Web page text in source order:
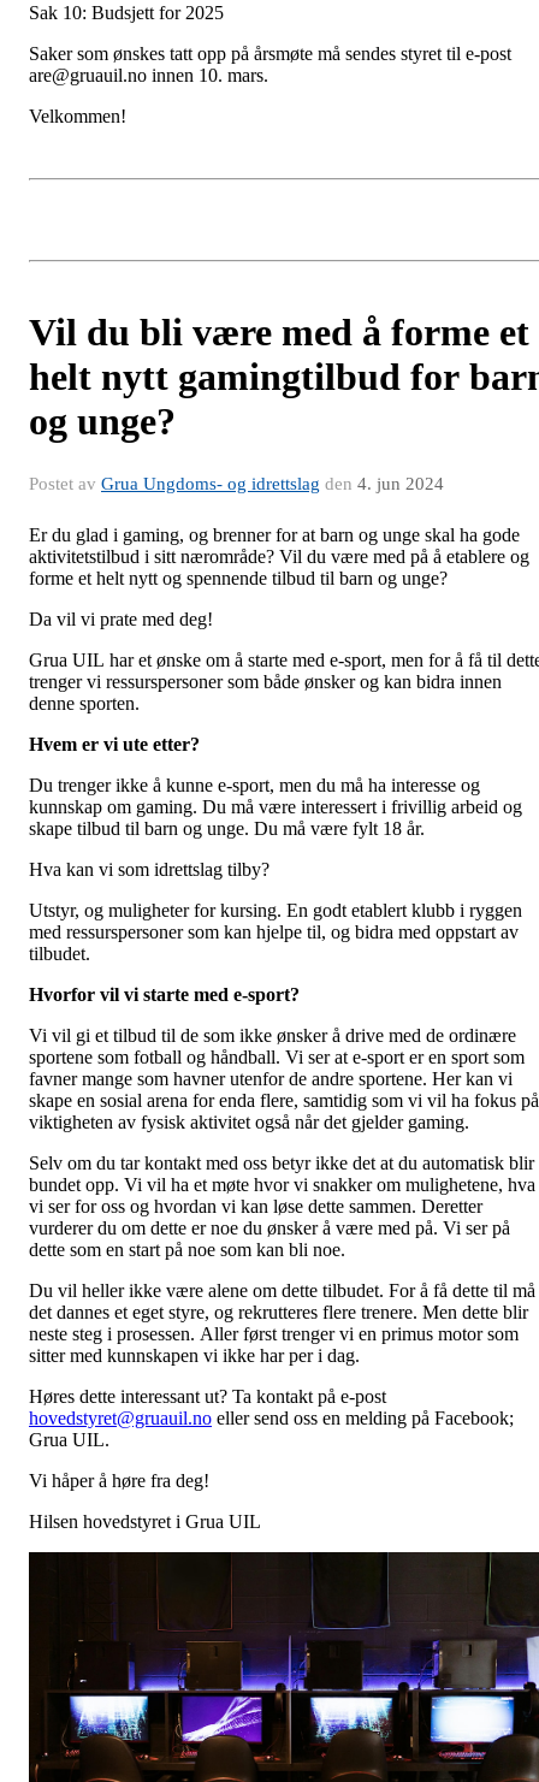
Sak 10: Budsjett for 2025
Saker som ønskes tatt opp på årsmøte må sendes styret til e-post
are@gruauil.no innen 10. mars.
Velkommen!
Vil du bli være med å forme et
helt nytt gamingtilbud for
og unge?
Postet av Grua Ungdoms- og idrettslag den 4. jun 2024
Er du glad i gaming, og brenner for at barn og unge skal ha gode
aktivitetstilbud i sitt nærområde? Vil du være med på å etablere og
forme et helt nytt og spennende tilbud til barn og unge?
Da vil vi prate med deg!
Grua UIL har et ønske om å starte med e-sport, men for å få til
trenger vi ressurspersoner som både ønsker og kan bidra innen
denne sporten.
Hvem er vi ute etter?
Du trenger ikke å kunne e-sport, men du må ha interesse og
kunnskap om gaming. Du må være interessert i frivillig arbeid og
skape tilbud til barn og unge. Du må være fylt 18 år.
Hva kan vi som idrettslag tilby?
Utstyr, og muligheter for kursing. En godt etablert klubb i ryggen
med ressurspersoner som kan hjelpe til, og bidra med oppstart av
tilbudet.
Hvorfor vil vi starte med e-sport?
Vi vil gi et tilbud til de som ikke ønsker å drive med de ordinære
sportene som fotball og håndball. Vi ser at e-sport er en sport som
favner mange som havner utenfor de andre sportene. Her kan vi
skape en sosial arena for enda flere, samtidig som vi vil ha fokus på
viktigheten av fysisk aktivitet også når det gjelder gaming.
Selv om du tar kontakt med oss betyr ikke det at du automatisk blir
bundet opp. Vi vil ha et møte hvor vi snakker om mulighetene, hva
vi ser for oss og hvordan vi kan løse dette sammen. Deretter
vurderer du om dette er noe du ønsker å være med på. Vi ser på
dette som en start på noe som kan bli noe.
Du vil heller ikke være alene om dette tilbudet. For å få dette til må
det dannes et eget styre, og rekrutteres flere trenere. Men dette blir
neste steg i prosessen. Aller først trenger vi en primus motor som
sitter med kunnskapen vi ikke har per i dag.
Høres dette interessant ut? Ta kontakt på e-post
hovedstyret@gruauil.no eller send oss en melding på Facebook;
Grua UIL.
Vi håper å høre fra deg!
Hilsen hovedstyret i Grua UIL